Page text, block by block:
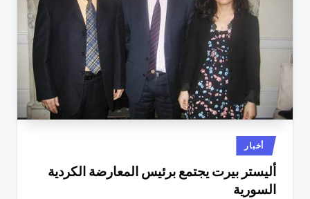
نُشر
في
أخبار
أليستر بيرت يجتمع برئيس المعارضة الكردية
السورية